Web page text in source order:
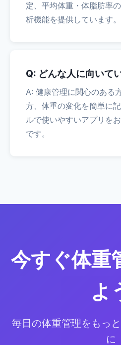
定、平均体重・体脂肪率
析機能を提供しています。
Q: どんな人に向いて
A: 健康管理に関心のある
方、体重の変化を簡単に
ルで使いやすいアプリを
です。
今すぐ体重
よ
毎日の体重管理をもっ
に